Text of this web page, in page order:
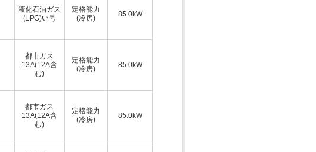
液化石油ガス
(LPG)い号
定格能力
(冷房)
85.0kW
都市ガス
13A(12A含
む)
定格能力
(冷房)
85.0kW
都市ガス
13A(12A含
む)
定格能力
(冷房)
85.0kW